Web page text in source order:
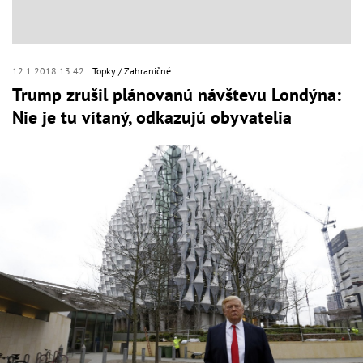
12.1.2018 13:42 Topky Zahraničné
Trump zrušil plánovanú návštevu Londýna:
Nie je tu vítaný, odkazujú obyvatelia